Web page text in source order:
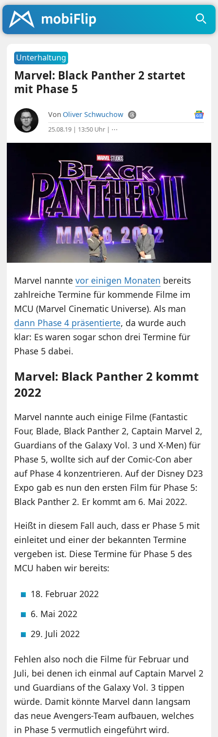
Unterhaltung
Marvel: Black Panther 2 startet
mit Phase 5
Von Oliver Schwuchow
25.08.19 | 13:50 Uhr | ⋯
Marvel nanntevor einigen Monaten bereits
zahlreiche Termine für kommende Filme im
MCU (Marvel Cinematic Universe). Als man
dann Phase 4 präsentierte, da wurde auch
klar: Es waren sogar schon drei Termine für
Phase 5 dabei.
Marvel: Black Panther 2 kommt
2022
Marvel nannte auch einige Filme (Fantastic
Four, Blade, Black Panther 2, Captain Marvel 2,
Guardians of the Galaxy Vol. 3 und X-Men) für
Phase 5, wollte sich auf der Comic-Con aber
auf Phase 4 konzentrieren. Auf der Disney D23
Expo gab es nun den ersten Film für Phase 5:
Black Panther 2. Er kommt am 6. Mai 2022.
Heißt in diesem Fall auch, dass er Phase 5 mit
einleitet und einer der bekannten Termine
vergeben ist. Diese Termine für Phase 5 des
MCU haben wir bereits:
18. Februar 2022
6. Mai 2022
29. Juli 2022
Fehlen also noch die Filme für Februar und
Juli, bei denen ich einmal auf Captain Marvel 2
und Guardians of the Galaxy Vol. 3 tippen
würde. Damit könnte Marvel dann langsam
das neue Avengers-Team aufbauen, welches
in Phase 5 vermutlich eingeführt wird.